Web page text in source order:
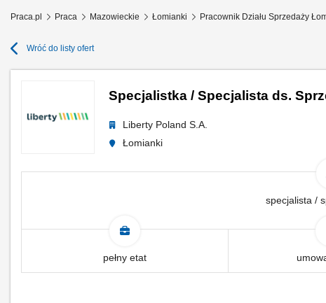
Praca.pl Praca Mazowieckie Łomianki Pracownik Działu Sprzedaży
Wróć do listy ofert
Specjalistka / Specjalista ds.
Liberty Poland S.A.
Łomianki
specjalista /
pełny etat